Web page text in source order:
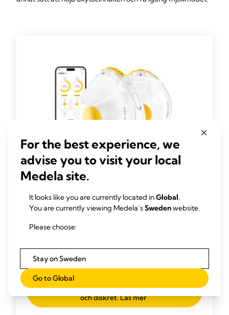
Magic InBra™
bröstpumpen för oöverträffad prestanda
zero compromise Magic InBra™ Den
skonsamma, bärbara bröstpumpen för
oöverträffad prestanda Läs mer Motion
InBra™ Mycket effektiv, designad för pålitlig
prestanda och komfort. Enkel att hantera
och diskret. Läs mer
For the best experience, we
advise you to visit your local
Medela site.
It looks like you are currently located inGlobal.
You are currently viewing Medela’sSwedenwebsite.
Please choose:
Stay on Sweden
Go to Global